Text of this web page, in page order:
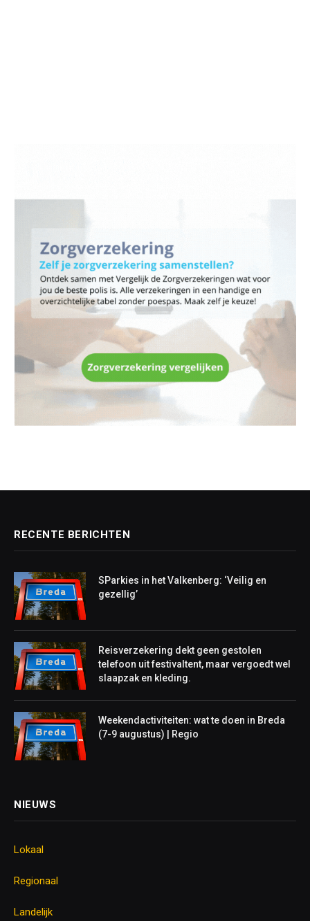
RECENTE BERICHTEN
SParkies in het Valkenberg: ‘Veilig en
gezellig’
Reisverzekering dekt geen gestolen
telefoon uit festivaltent, maar vergoedt wel
slaapzak en kleding.
Weekendactiviteiten: wat te doen in Breda
(7-9 augustus) | Regio
NIEUWS
Lokaal
Regionaal
Landelijk